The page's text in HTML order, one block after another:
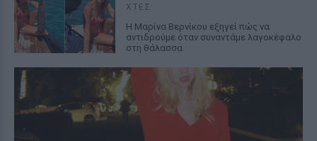
ΧΤΕΣ
Η Μαρίνα Βερνίκου εξηγεί πώς να
αντιδρούμε όταν συναντάμε λαγοκέφαλο
στη θάλασσα